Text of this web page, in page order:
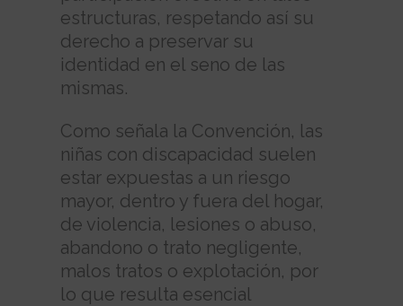
estructuras, respetando así su
derecho a preservar su
identidad en el seno de las
mismas.
Como señala la Convención, las
niñas con discapacidad suelen
estar expuestas a un riesgo
mayor, dentro y fuera del hogar,
de violencia, lesiones o abuso,
abandono o trato negligente,
malos tratos o explotación, por
lo que resulta esencial